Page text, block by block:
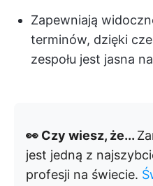
Zapewniają
terminów, dzięki
zespołu jest jasna
👀 Czy wiesz, że...
jest jedną z
profesji na świecie.